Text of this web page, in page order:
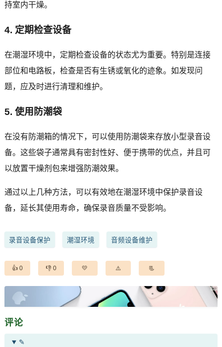
持室内干燥。
4. 定期检查设备
在潮湿环境中，定期检查设备的状态尤为重要。特别是连接
部位和电路板，检查是否有生锈或氧化的迹象。如发现问
题，应及时进行清理和维护。
5. 使用防潮袋
在没有防潮箱的情况下，可以使用防潮袋来存放小型录音设
备。这些袋子通常具有密封性好、便于携带的优点，并且可
以放置干燥剂包来增强防潮效果。
通过以上几种方法，可以有效地在潮湿环境中保护录音设
备，延长其使用寿命，确保录音质量不受影响。
录音设备保护 潮湿环境 音频设备维护
0 0
评论
✎